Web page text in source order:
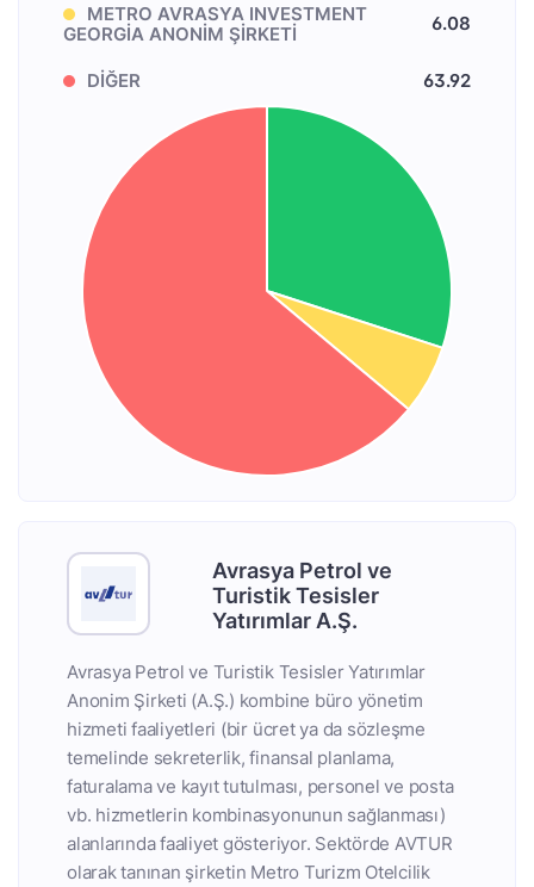
METRO AVRASYA INVESTMENT
GEORGİA ANONİM ŞİRKETİ
6.08
DİĞER 63.92
Avrasya Petrol ve
Turistik Tesisler
Yatırımlar A.Ş.
Avrasya Petrol ve Turistik Tesisler Yatırımlar
Anonim Şirketi (A.Ş.) kombine büro yönetim
hizmeti faaliyetleri (bir ücret ya da sözleşme
temelinde sekreterlik, finansal planlama,
faturalama ve kayıt tutulması, personel ve posta
vb. hizmetlerin kombinasyonunun sağlanması)
alanlarında faaliyet gösteriyor. Sektörde AVTUR
olarak tanınan şirketin Metro Turizm Otelcilik